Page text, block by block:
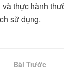
và thực hành
sử dụng.
Bài Trước